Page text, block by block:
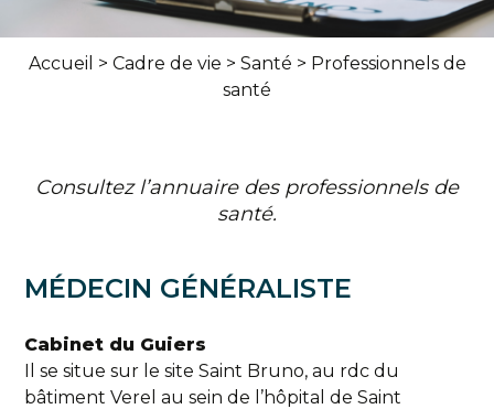
Accueil > Cadre de vie > Santé > Professionnels de
santé
Consultez l’annuaire des professionnels de
santé.
MÉDECIN GÉNÉRALISTE
Cabinet du Guiers
Il se situe sur le site Saint Bruno, au rdc du
bâtiment Verel au sein de l’hôpital de Saint